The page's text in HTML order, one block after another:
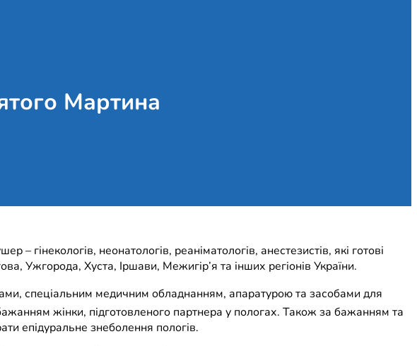
Мартина
гінекологів, неонатологів, реаніматологів, анестезистів, які готові
Ужгорода, Хуста, Іршави, Межигір’я та інших регіонів України.
спеціальним медичним обладнанням, апаратурою та засобами для
жінки, підготовленого партнера у пологах. Також за бажанням та
епідуральне знеболення пологів.